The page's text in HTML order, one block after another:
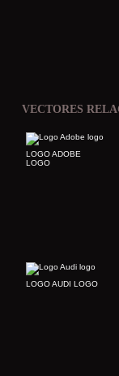
VECTORES
LOGO ADOBE
LOGO
LOGO AUDI LOGO